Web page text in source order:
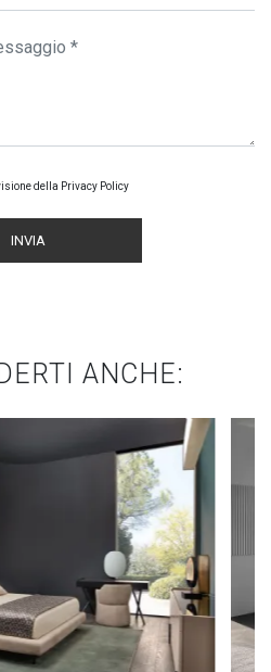
della Privacy Policy
INVIA
ANCHE: